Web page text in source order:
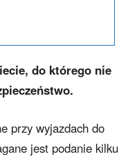
do którego nie
przy wyjazdach do
jest podanie kilku